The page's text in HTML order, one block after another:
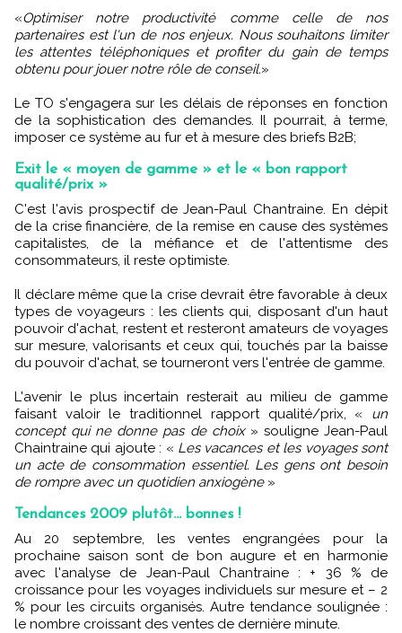
«Optimiser notre productivité comme celle de nos
partenaires est l'un de nos enjeux. Nous souhaitons limiter
les attentes téléphoniques et profiter du gain de temps
obtenu pour jouer notre rôle de conseil.»
Le TO s'engagera sur les délais de réponses en fonction
de la sophistication des demandes. Il pourrait, à terme,
imposer ce système au fur et à mesure des briefs B2B;
Exit le « moyen de gamme » et le « bon rapport
qualité/prix »
C'est l'avis prospectif de Jean-Paul Chantraine. En dépit
de la crise financière, de la remise en cause des systèmes
capitalistes, de la méfiance et de l'attentisme des
consommateurs, il reste optimiste.
Il déclare même que la crise devrait être favorable à deux
types de voyageurs : les clients qui, disposant d'un haut
pouvoir d'achat, restent et resteront amateurs de voyages
sur mesure, valorisants et ceux qui, touchés par la baisse
du pouvoir d'achat, se tourneront vers l'entrée de gamme.
L'avenir le plus incertain resterait au milieu de gamme
faisant valoir le traditionnel rapport qualité/prix, « un
concept qui ne donne pas de choix» souligne Jean-Paul
Chaintraine qui ajoute : « Les vacances et les voyages sont
un acte de consommation essentiel. Les gens ont besoin
de rompre avec un quotidien anxiogène»
Tendances 2009 plutôt... bonnes !
Au 20 septembre, les ventes engrangées pour la
prochaine saison sont de bon augure et en harmonie
avec l'analyse de Jean-Paul Chantraine : + 36 % de
croissance pour les voyages individuels sur mesure et – 2
% pour les circuits organisés. Autre tendance soulignée :
le nombre croissant des ventes de dernière minute.